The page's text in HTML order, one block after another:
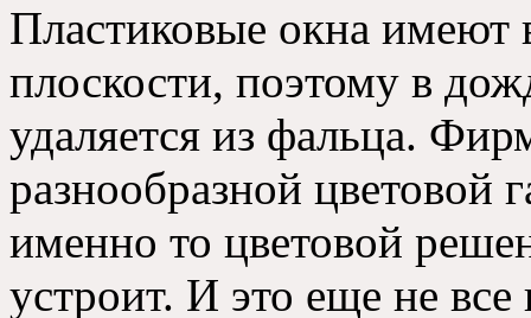
Пластиковые окна имеют
плоскости, поэтому в
удаляется из фальца.
разнообразной
именно то цветовой
устроит. И это еще не